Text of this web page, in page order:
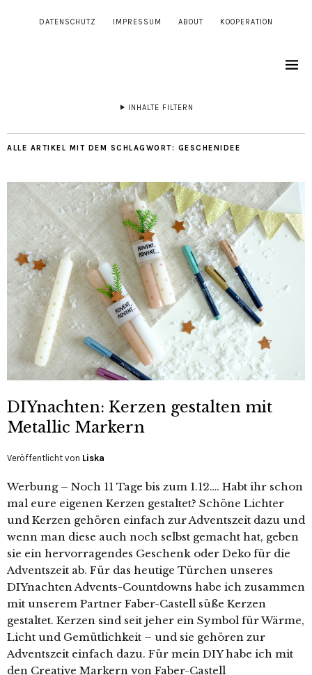
DATENSCHUTZ IMPRESSUM ABOUT KOOPERATION
INHALTE FILTERN
ALLE ARTIKEL MIT DEM SCHLAGWORT: GESCHENIDEE
DIYnachten: Kerzen gestalten mit
Metallic Markern
Veröffentlicht von Liska
Werbung – Noch 11 Tage bis zum 1.12…. Habt ihr schon
mal eure eigenen Kerzen gestaltet? Schöne Lichter
und Kerzen gehören einfach zur Adventszeit dazu und
wenn man diese auch noch selbst gemacht hat, geben
sie ein hervorragendes Geschenk oder Deko für die
Adventszeit ab. Für das heutige Türchen unseres
DIYnachten Advents-Countdowns habe ich zusammen
mit unserem Partner Faber-Castell süße Kerzen
gestaltet. Kerzen sind seit jeher ein Symbol für Wärme,
Licht und Gemütlichkeit – und sie gehören zur
Adventszeit einfach dazu. Für mein DIY habe ich mit
den Creative Markern von Faber-Castell